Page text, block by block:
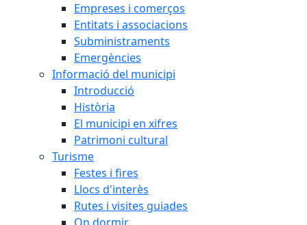
Empreses i comerços
Entitats i associacions
Subministraments
Emergències
Informació del municipi
Introducció
Història
El municipi en xifres
Patrimoni cultural
Turisme
Festes i fires
Llocs d'interès
Rutes i visites guiades